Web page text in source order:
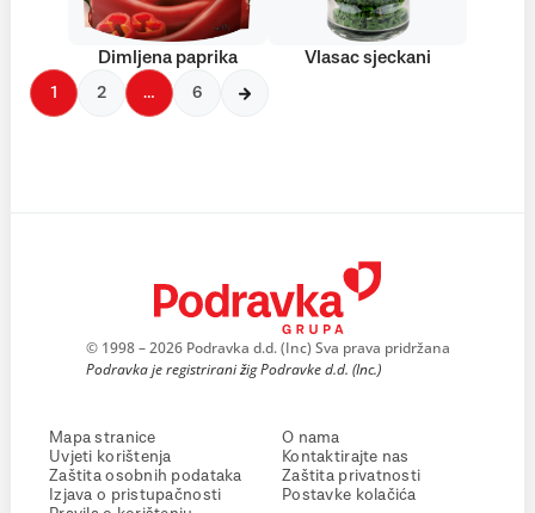
Dimljena paprika Vlasac sjeckani
1 2 … 6
© 1998 – 2026 Podravka d.d. (Inc) Sva prava pridržana
Podravka je registrirani žig Podravke d.d. (Inc.)
Mapa stranice
Uvjeti korištenja
Zaštita osobnih podataka
Izjava o pristupačnosti
O nama
Kontaktirajte nas
Zaštita privatnosti
Postavke kolačića